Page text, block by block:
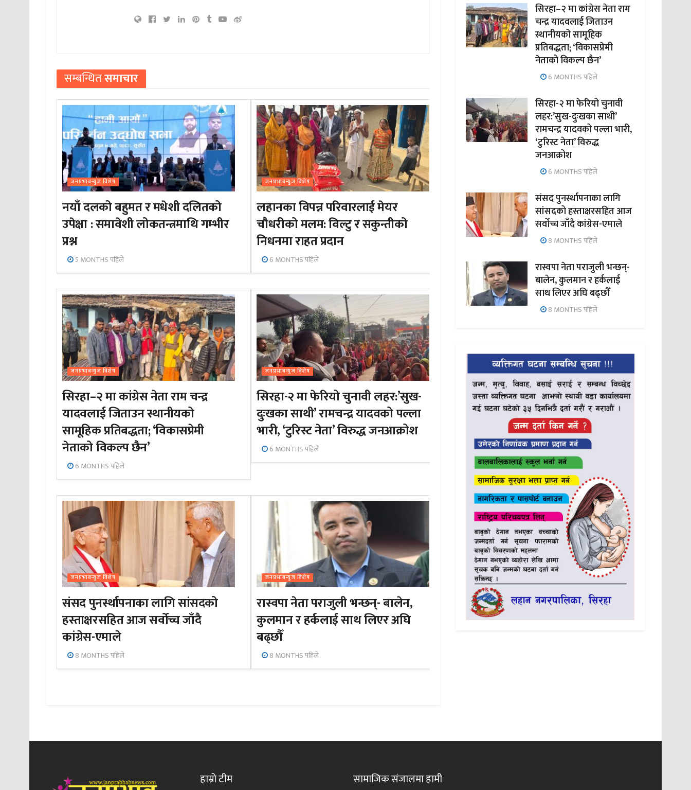
सम्बन्धितसमाचार
जनप्रभाबन्युज विशेष
नयाँ दलको बहुमत र मधेशी दलितको
उपेक्षा : समावेशी लोकतन्त्रमाथि गम्भीर
प्रश्न
5 MONTHS पहिले
जनप्रभाबन्युज विशेष
लहानका विपन्न परिवारलाई मेयर
चौधरीको मलम: विल्टु र सकुन्तीको
निधनमा राहत प्रदान
6 MONTHS पहिले
जनप्रभाबन्युज विशेष
सिरहा–२ मा कांग्रेस नेता राम चन्द्र
यादवलाई जिताउन स्थानीयको
सामूहिक प्रतिबद्धता; ‘विकासप्रेमी
नेताको विकल्प छैन’
6 MONTHS पहिले
जनप्रभाबन्युज विशेष
सिरहा-२ मा फेरियो चुनावी लहर:’सुख-
दुःखका साथी’ रामचन्द्र यादवको पल्ला
भारी, ‘टुरिस्ट नेता’ विरुद्ध जनआक्रोश
6 MONTHS पहिले
जनप्रभाबन्युज विशेष
संसद पुनर्स्थापनाका लागि सांसदको
हस्ताक्षरसहित आज सर्वोच्च जाँदै
कांग्रेस-एमाले
8 MONTHS पहिले
जनप्रभाबन्युज विशेष
रास्वपा नेता पराजुली भन्छन्- बालेन,
कुलमान र हर्कलाई साथ लिएर अघि
बढ्छौँ
8 MONTHS पहिले
सिरहा–२ मा कांग्रेस नेता राम
चन्द्र यादवलाई जिताउन
स्थानीयको सामूहिक
प्रतिबद्धता; ‘विकासप्रेमी
नेताको विकल्प छैन’
6 MONTHS पहिले
सिरहा-२ मा फेरियो चुनावी
लहर:’सुख-दुःखका साथी’
रामचन्द्र यादवको पल्ला भारी,
‘टुरिस्ट नेता’ विरुद्ध
जनआक्रोश
6 MONTHS पहिले
संसद पुनर्स्थापनाका लागि
सांसदको हस्ताक्षरसहित आज
सर्वोच्च जाँदै कांग्रेस-एमाले
8 MONTHS पहिले
रास्वपा नेता पराजुली भन्छन्-
बालेन, कुलमान र हर्कलाई
साथ लिएर अघि बढ्छौँ
8 MONTHS पहिले
हाम्रो टीम सामाजिक संजालमा हामी